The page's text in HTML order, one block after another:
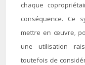
chaque
conséquence. Ce
mettre en œuvre,
une utilisation
toutefois de